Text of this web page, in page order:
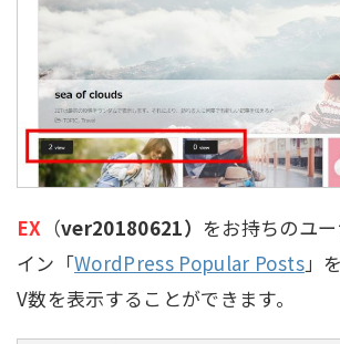
EX （ver20180621） をお持ちのユ
イン「WordPress Popular Posts」
V数を表示することができます。